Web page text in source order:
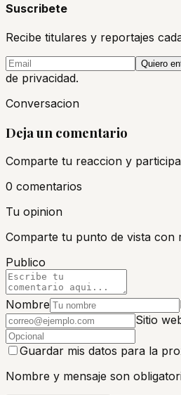
Suscribete
Recibe titulares y reportajes
Quiero
de privacidad.
Conversacion
Deja un comentario
Comparte tu reaccion y
0 comentarios
Tu opinion
Comparte tu punto de vista con
Publico
Nombre
Sitio
Guardar mis datos para la
Nombre y mensaje son